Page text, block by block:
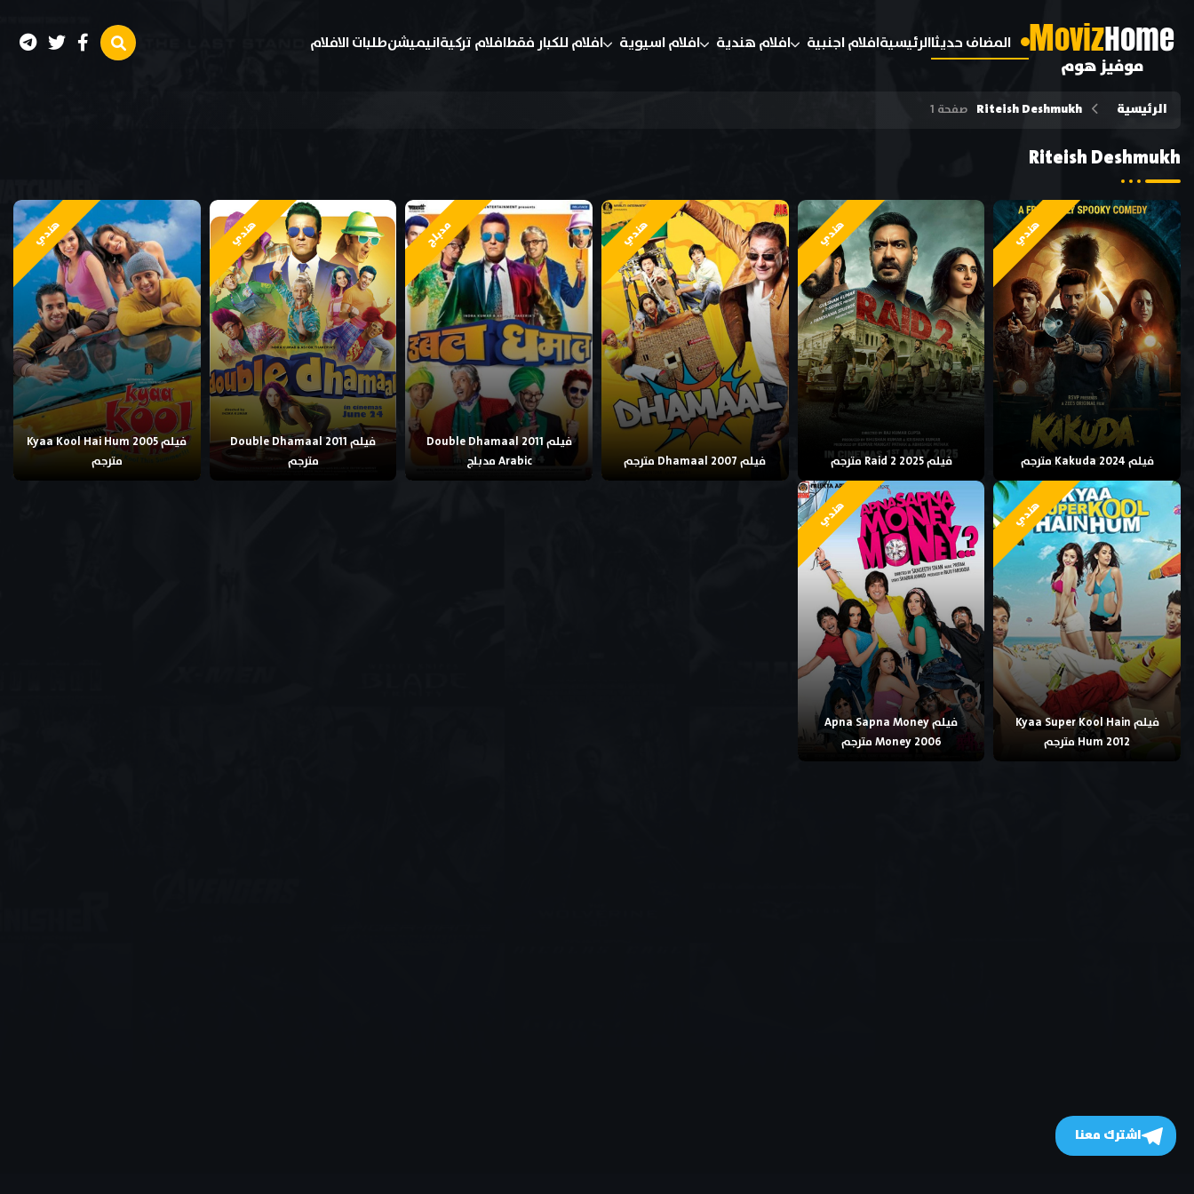
MovizHome
موفيز هوم
المضاف حديثاالرئيسيةافلام اجنبية افلام هندية افلام اسيوية افلام للكبار فقطافلام تركيةانيميشنطلبات الافلام
الرئيسية Riteish Deshmukh صفحة 1
Riteish Deshmukh
هندي
فيلم Kakuda 2024 مترجم
هندي
فيلم Raid 2 2025 مترجم
هندي
فيلم Dhamaal 2007 مترجم
مدبلج
فيلم Double Dhamaal 2011
Arabic مدبلج
هندي
فيلم Double Dhamaal 2011
مترجم
هندي
فيلم Kyaa Kool Hai Hum 2005
مترجم
هندي
فيلم Kyaa Super Kool Hain
Hum 2012 مترجم
هندي
فيلم Apna Sapna Money
Money 2006 مترجم
اشترك معنا